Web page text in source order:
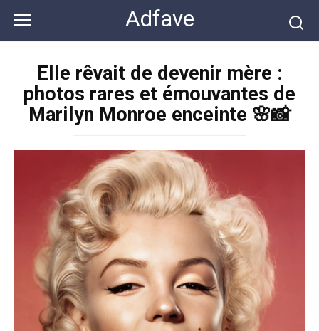
контенту
Adfave
Elle rêvait de devenir mère :
photos rares et émouvantes de
Marilyn Monroe enceinte 🌸📸